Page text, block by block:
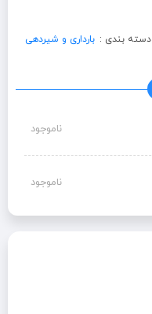
دسته بندی : بارداری و شیردهی
ناموجود
ناموجود